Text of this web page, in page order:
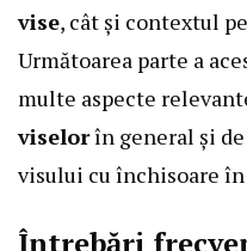
vise, cât și contextul
Următoarea parte a
multe aspecte
viselorîn general și
visului cu închisoare
Întrebări